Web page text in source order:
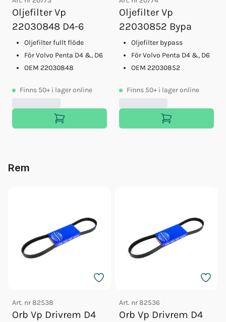
Oljefilter Vp
22030848 D4-6
Oljefilter fullt flöde
För Volvo Penta D4 &, D6
OEM 22030848
Finns 50+ i lager online
Oljefilter Vp
22030852 Bypa
Oljefilter bypass
För Volvo Penta D4 &, D6
OEM 22030852
Finns 50+ i lager online
Rem
Art. nr82538
Orb Vp Drivrem D4
Art. nr82536
Orb Vp Drivrem D4